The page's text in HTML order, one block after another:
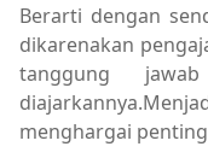
Berarti dengan
dikarenakan
tanggung
menghargai